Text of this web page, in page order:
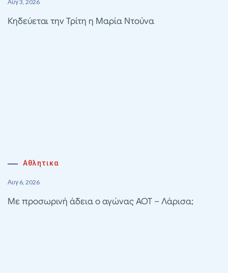
Αυγ 3, 2026
Κηδεύεται την Τρίτη η Μαρία Ντούνα
Αθλητικα
Αυγ 6, 2026
Με προσωρινή άδεια ο αγώνας ΑΟΤ – Λάρισα;